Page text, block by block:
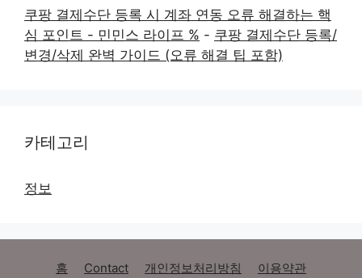
쿠팡 결제수단 등록 시 계좌 연동 오류 해결하는 핵
심 포인트 - 민민스 라이프 % - 쿠팡 결제수단 등록/
변경/삭제 완벽 가이드 (오류 해결 팁 포함)
카테고리
정보
홈 Contact 개인정보처리방침 이용약관